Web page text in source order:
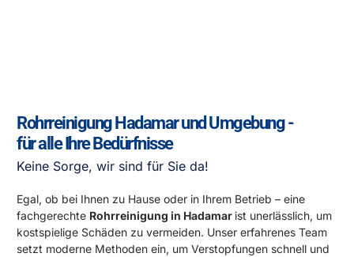
Rohrreinigung Hadamar und Umgebung -
für alle Ihre Bedürfnisse
Keine Sorge, wir sind für Sie da!
Egal, ob bei Ihnen zu Hause oder in Ihrem Betrieb – eine
fachgerechte Rohrreinigung in Hadamar ist unerlässlich, um
kostspielige Schäden zu vermeiden. Unser erfahrenes Team
setzt moderne Methoden ein, um Verstopfungen schnell und